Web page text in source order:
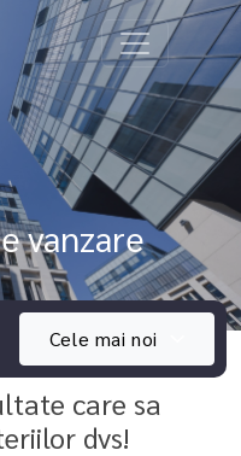
vanzare
Cele mai noi
care sa
dvs!